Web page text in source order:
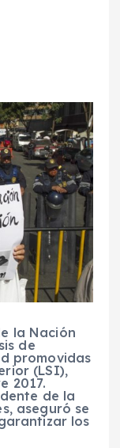
la Nación
de
promovidas
(LSI),
2017.
de la
, aseguró se
los